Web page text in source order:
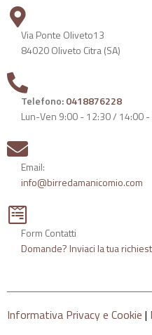
Via Ponte Oliveto13
84020 Oliveto Citra (SA)
Telefono:0418876228
Lun-Ven 9:00 - 12:30 / 14:00
Email:
info@birredamanicomio.com
Form Contatti
Domande? Inviaci la tua
Informativa Privacy e Cookie |